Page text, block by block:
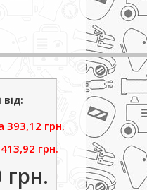
393,12 грн.
413,92 грн.
грн.